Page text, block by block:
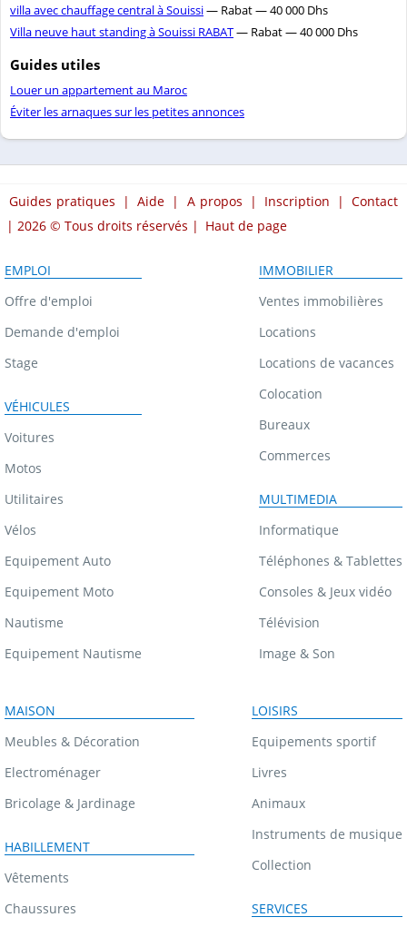
villa avec chauffage central à Souissi— Rabat — 40 000 Dhs
Villa neuve haut standing à Souissi RABAT— Rabat — 40 000 Dhs
Guides utiles
Louer un appartement au Maroc
Éviter les arnaques sur les petites annonces
Guides pratiques | Aide | A propos | Inscription | Contact
| 2026 © Tous droits réservés | Haut de page
EMPLOI
Offre d'emploi
Demande d'emploi
Stage
VÉHICULES
Voitures
Motos
Utilitaires
Vélos
Equipement Auto
Equipement Moto
Nautisme
Equipement Nautisme
IMMOBILIER
Ventes immobilières
Locations
Locations de vacances
Colocation
Bureaux
Commerces
MULTIMEDIA
Informatique
Téléphones & Tablettes
Consoles & Jeux vidéo
Télévision
Image & Son
MAISON
Meubles & Décoration
Electroménager
Bricolage & Jardinage
HABILLEMENT
Vêtements
Chaussures
LOISIRS
Equipements sportif
Livres
Animaux
Instruments de musique
Collection
SERVICES